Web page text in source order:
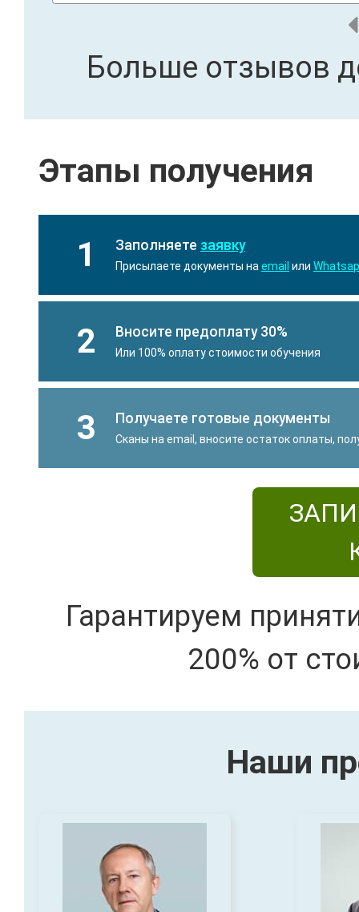
Больше отзывов
Этапы получения
1 Заполняете заявку
Присылаете документы на email или
2 Вносите предоплату 30%
Или 100% оплату стоимости обучения
3 Получаете готовые документы
Сканы на email, вносите остаток оплаты,
Гарантируем
200% от
Наши